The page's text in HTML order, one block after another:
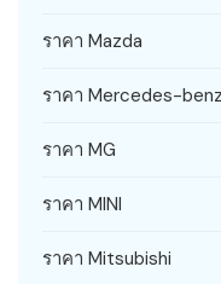
ราคา Mazda
ราคา Mercedes-benz
ราคา MG
ราคา MINI
ราคา Mitsubishi